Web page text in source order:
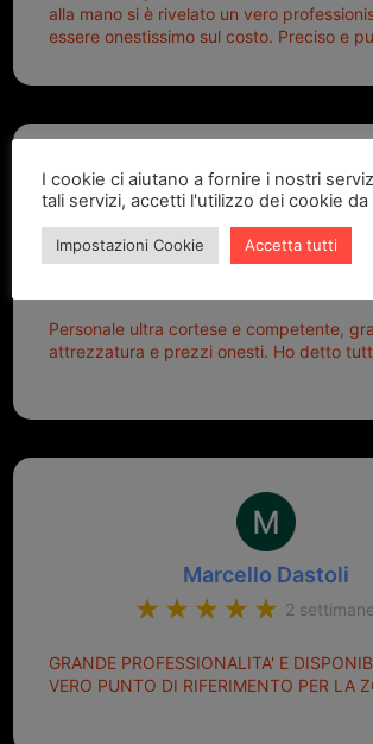
alla mano si è rivelato un vero
essere onestissimo sul costo. Preciso e
Alex G.
Personale ultra cortese e competente,
attrezzatura e prezzi onesti. Ho detto
Marcello Dastoli
2
GRANDE PROFESSIONALITA' E
VERO PUNTO DI RIFERIMENTO PER LA
I cookie ci aiutano a fornire i nostri
tali servizi, accetti l'utilizzo dei cookie
Impostazioni Cookie Accetta tutti